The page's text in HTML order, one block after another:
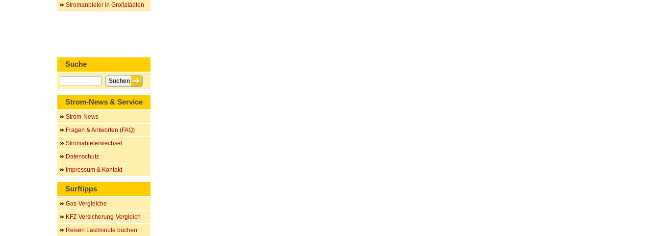
Stromanbieter in Großstädten
Suche
Strom-News & Service
Strom-News
Fragen & Antworten (FAQ)
Stromabieterwechsel
Datenschutz
Impressum & Kontakt
Surftipps
Gas-Vergleiche
KFZ-Versicherung-Vergleich
Reisen Lastminute buchen